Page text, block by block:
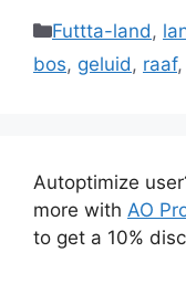
Categories
Futtta-land ,
bos, geluid , raaf,
Autoptimize
more with AO
to get a 10%